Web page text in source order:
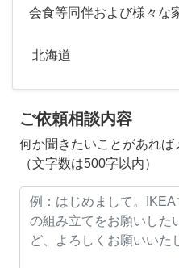
会食等同伴および様々な
北海道
ご依頼相談内容
何か聞きたいことがあれ
（文字数は500字以内）